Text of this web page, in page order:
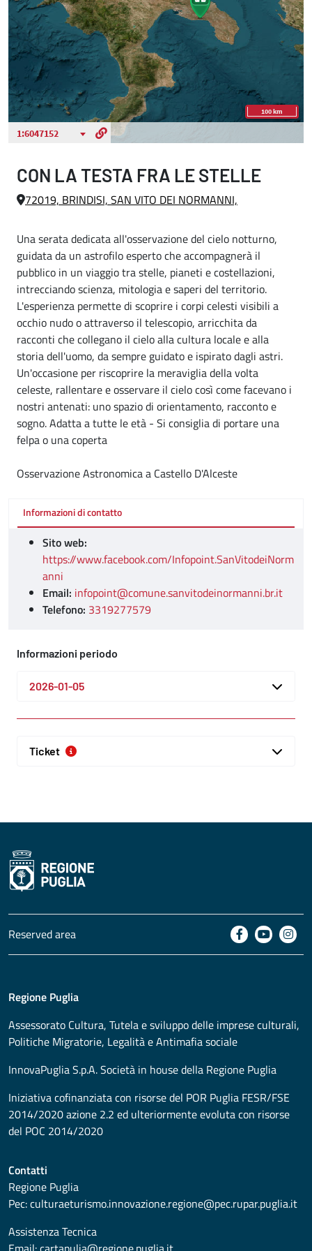
CON LA TESTA FRA LE STELLE
72019, BRINDISI, SAN VITO DEI NORMANNI,
Una serata dedicata all'osservazione del cielo notturno,
guidata da un astrofilo esperto che accompagnerà il
pubblico in un viaggio tra stelle, pianeti e costellazioni,
intrecciando scienza, mitologia e saperi del territorio.
L'esperienza permette di scoprire i corpi celesti visibili a
occhio nudo o attraverso il telescopio, arricchita da
racconti che collegano il cielo alla cultura locale e alla
storia dell'uomo, da sempre guidato e ispirato dagli astri.
Un'occasione per riscoprire la meraviglia della volta
celeste, rallentare e osservare il cielo così come facevano i
nostri antenati: uno spazio di orientamento, racconto e
sogno. Adatta a tutte le età - Si consiglia di portare una
felpa o una coperta
Osservazione Astronomica a Castello D'Alceste
Informazioni di contatto
Sito web:
https://www.facebook.com/Infopoint.SanVitodeiNorm
anni
Email: infopoint@comune.sanvitodeinormanni.br.it
Telefono: 3319277579
Informazioni periodo
2026-01-05
Ticket
Reserved area
Regione Puglia
Assessorato Cultura, Tutela e sviluppo delle imprese culturali,
Politiche Migratorie, Legalità e Antimafia sociale
InnovaPuglia S.p.A. Società in house della Regione Puglia
Iniziativa cofinanziata con risorse del POR Puglia FESR/FSE
2014/2020 azione 2.2 ed ulteriormente evoluta con risorse
del POC 2014/2020
Contatti
Regione Puglia
Pec:culturaeturismo.innovazione.regione@pec.rupar.puglia.it
Assistenza Tecnica